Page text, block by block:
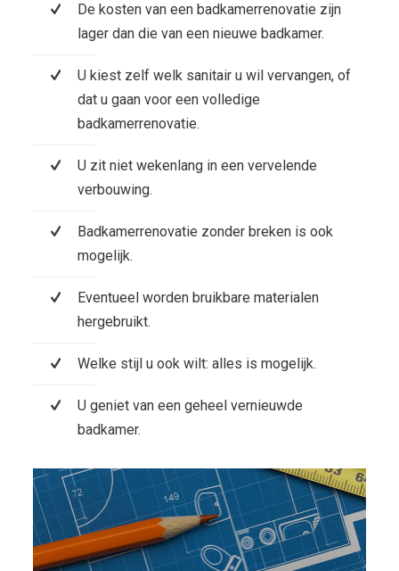
De kosten van een badkamerrenovatie zijn
lager dan die van een nieuwe badkamer.
U kiest zelf welk sanitair u wil vervangen, of
dat u gaan voor een volledige
badkamerrenovatie.
U zit niet wekenlang in een vervelende
verbouwing.
Badkamerrenovatie zonder breken is ook
mogelijk.
Eventueel worden bruikbare materialen
hergebruikt.
Welke stijl u ook wilt: alles is mogelijk.
U geniet van een geheel vernieuwde
badkamer.